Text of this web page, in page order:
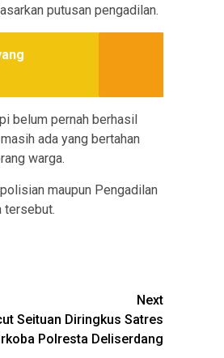
putusan pengadilan.
belum pernah berhasil
ada yang bertahan
warga.
maupun Pengadilan
tersebut.
Next
Seituan Diringkus Satres
Polresta Deliserdang